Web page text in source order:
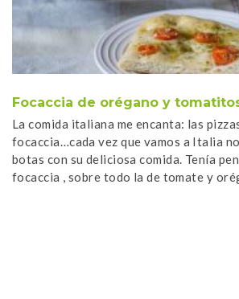
Focaccia de orégano y
La comida italiana me encanta: las
focaccia…cada vez que vamos a Italia
botas con su deliciosa comida. Tenía
focaccia , sobre todo la de tomate y